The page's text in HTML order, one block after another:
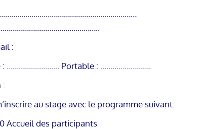
……………………………………………………………
:
: …………………….. Portable : …………………….
:
au stage avec le programme suivant:
Accueil des participants